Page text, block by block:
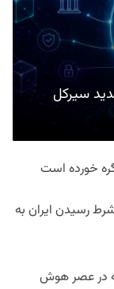
سیرکل
خورده است
رسیدن ایران به
که در عصر هوش